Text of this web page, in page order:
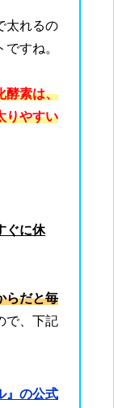
太れるの
すね。
酵素は、
りやすい
ぐに休
らだと毎
で、下記
』の公式